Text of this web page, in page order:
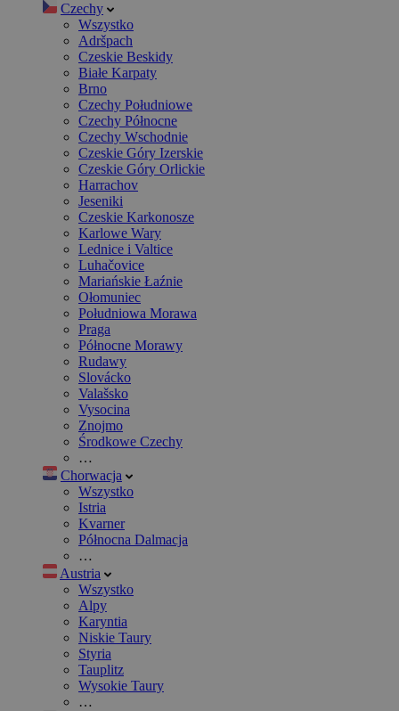
Czechy
Wszystko
Adršpach
Czeskie Beskidy
Białe Karpaty
Brno
Czechy Południowe
Czechy Północne
Czechy Wschodnie
Czeskie Góry Izerskie
Czeskie Góry Orlickie
Harrachov
Jeseniki
Czeskie Karkonosze
Karlowe Wary
Lednice i Valtice
Luhačovice
Mariańskie Łaźnie
Ołomuniec
Południowa Morawa
Praga
Północne Morawy
Rudawy
Slovácko
Valašsko
Vysocina
Znojmo
Środkowe Czechy
…
Chorwacja
Wszystko
Istria
Kvarner
Północna Dalmacja
…
Austria
Wszystko
Alpy
Karyntia
Niskie Taury
Styria
Tauplitz
Wysokie Taury
…